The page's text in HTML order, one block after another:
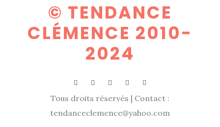
© TENDANCE
CLÉMENCE 2010-
2024
Tous droits réservés | Contact :
tendanceclemence@yahoo.com